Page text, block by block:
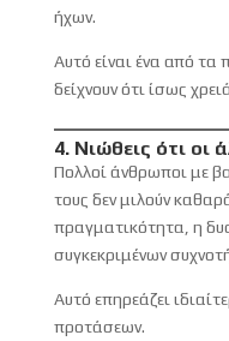
ήχων.
Αυτό είναι ένα από
δείχνουν ότι ίσως
4. Νιώθεις ότι οι
Πολλοί άνθρωποι με
τους δεν μιλούν
πραγματικότητα, η
συγκεκριμένων
Αυτό επηρεάζει
προτάσεων.